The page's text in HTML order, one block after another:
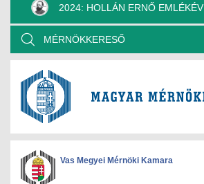
SZEMÉLYES PORTFÓLIÓK
KAPCSOLAT
2024: HOLLÁN ERNŐ EMLÉKÉV
MÉRNÖKKERESŐ
Vas Megyei Mérnöki Kamara